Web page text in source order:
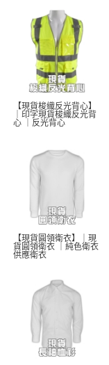
【現貨梭織反光背心】
｜印字現貨梭織反光背
心 ｜反光背心
【現貨圓領衛衣】｜現
貨圓領衛衣 ｜純色衛衣
供應衛衣